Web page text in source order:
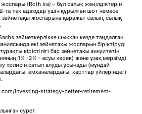
(Roth ira) – бұл салық жеңілдіктерін
тек адамдар үшін құрылған шот немесе
жоспарына қаражат салып, салық
зейнеткерлікке шыққан кезде таңдалған
екі зейнетақы жоспарын біріктіруді
кірістілігі бар зейнетақы аннуитетін
1% -2% - асуы керек) және ұзақ мерзімді
полисін сатып алуды ұсынады (мұндай
емханалардағы, қарттар үйлеріндегі
investing-strategy-better-retirement-
сурет